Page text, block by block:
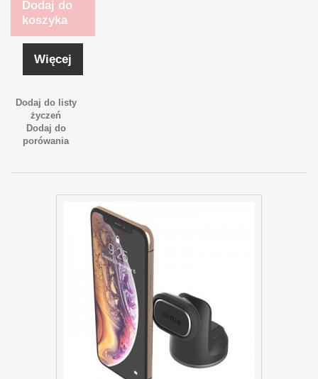
Dodaj do
koszyka
Więcej
Dodaj do listy
życzeń
Dodaj do
porówania